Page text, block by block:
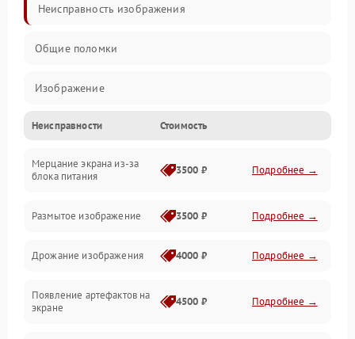
Неисправность изображения
Общие поломки
Изображение
Лампа подсветки
Неисправность управления и интерфейсов
Неисправности Стоимость
Мерцание экрана из-за
блока питания
3500 ₽ Подробнее →
Размытое изображение 3500 ₽ Подробнее →
Дрожание изображения 4000 ₽ Подробнее →
Появление артефактов на
экране
4500 ₽ Подробнее →